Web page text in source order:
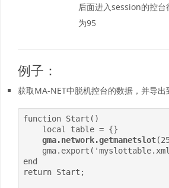
后面进入session的控
为95
例子：
获取MA-NET中脱机控台的数据，并导出
function Start()
gma.network.getmanetslot
end
return Start;